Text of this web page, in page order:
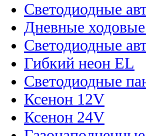
Светодиодные
Дневные
Светодиодные
Гибкий неон EL
Светодиодные
Ксенон 12V
Ксенон 24V